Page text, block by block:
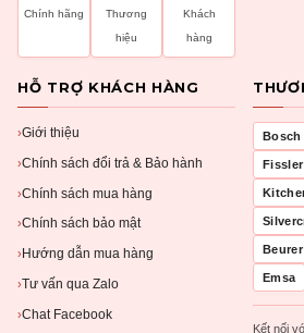
Chính hãng
Thương
hiệu
Khách
hàng
HỖ TRỢ KHÁCH HÀNG
›Giới thiệu
›Chính sách đổi trả & Bảo hành
›Chính sách mua hàng
›Chính sách bảo mật
› Hướng dẫn mua hàng
›Tư vấn qua Zalo
›Chat Facebook
Bosch
Fissler
Beurer
Emsa
Kết nối